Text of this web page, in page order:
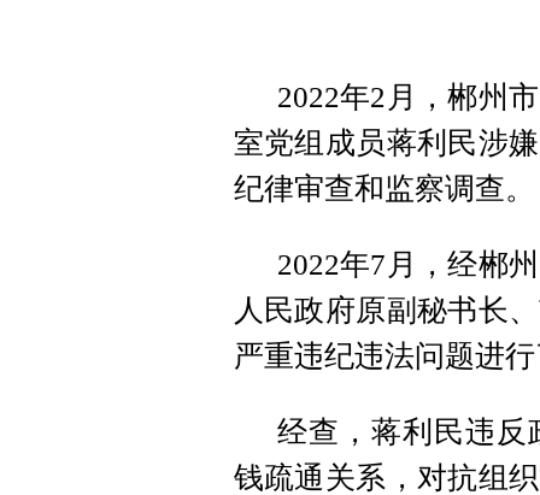
2022年2月，郴州
室党组成员蒋利民涉
纪律审查和监察调查。
2022年7月，经郴
人民政府原副秘书长
严重违纪违法问题进
经查，蒋利民违反
钱疏通关系，对抗组